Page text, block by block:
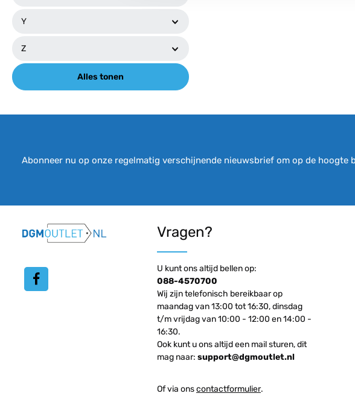
Y
Z
Alles tonen
Abonneer nu op onze regelmatig verschijnende nieuwsbrief om op de hoogte
Vragen?
U kunt ons altijd bellen op:
088-4570700
Wij zijn telefonisch bereikbaar op
maandag van 13:00 tot 16:30, dinsdag
t/m vrijdag van 10:00 - 12:00 en 14:00 -
16:30.
Ook kunt u ons altijd een mail sturen, dit
mag naar: support@dgmoutlet.nl
Of via onscontactformulier.